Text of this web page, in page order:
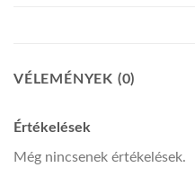
VÉLEMÉNYEK (0)
Értékelések
Még nincsenek értékelések.